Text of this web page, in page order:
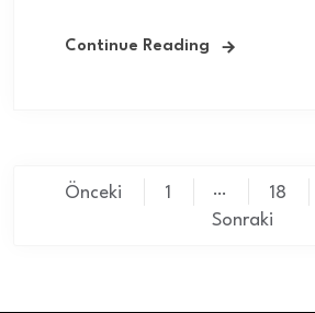
Continue Reading
Yazı
sayfalaması
Önceki 1 … 18
Sonraki